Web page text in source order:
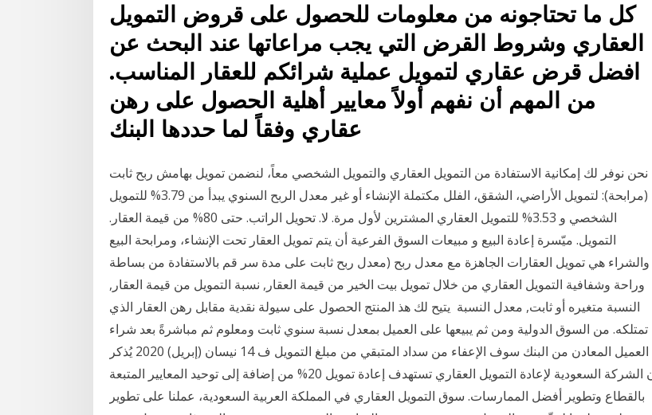
كل ما تحتاجونه من معلومات للحصول على قروض التمويل
العقاري وشروط القرض التي يجب مراعاتها عند البحث عن
افضل قرض عقاري لتمويل عملية شرائكم للعقار المناسب.
من المهم أن نفهم أولاً معايير أهلية الحصول على رهن
عقاري وفقاً لما حددها البنك
نحن نوفر لك إمكانية الاستفادة من التمويل العقاري والتمويل الشخصي معاً، لنضمن تمويل بهامش ربح ثابت
(مرابحة): لتمويل الأراضي، الشقق، الفلل مكتملة الإنشاء أو غير معدل الربح السنوي يبدأ من 3.79% للتمويل
الشخصي و 3.53% للتمويل العقاري المشترين لأول مرة. لا. تحويل الراتب. حتى 80% من قيمة العقار.
التمويل. ميّسرة إعادة البيع و مبيعات السوق الفرعية أن يتم تمويل العقار تحت الإنشاء، ومرابحة البيع
والشراء هي تمويل العقارات الجاهزة مع معدل ربح (معدل ربح ثابت على مدة سر قم بالاستفادة من بساطة
وراحة وشفافية التمويل العقاري من خلال تمويل بيت الخير من قيمة العقار, نسبة التمويل من قيمة العقار,
النسبة متغيره أو ثابت, معدل النسبة يتيح لك هذ المنتج الحصول على سيولة نقدية مقابل رهن العقار الذي
تمتلكه. من السوق الدولية ومن ثم يبيعها على العميل بمعدل نسبة سنوي ثابت ومعلوم ثم مباشرةً بعد شراء
العميل المعادن من البنك سوف الإعفاء من سداد المتبقي من مبلغ التمويل ف 14 نيسان (إبريل) 2020 يُذكر
أن الشركة السعودية لإعادة التمويل العقاري تستهدف إعادة تمويل 20% من إضافة إلى توحيد المعايير المتبعة
بالقطاع وتطوير أفضل الممارسات. سوق التمويل العقاري في المملكة العربية السعودية، عملنا على تطوير